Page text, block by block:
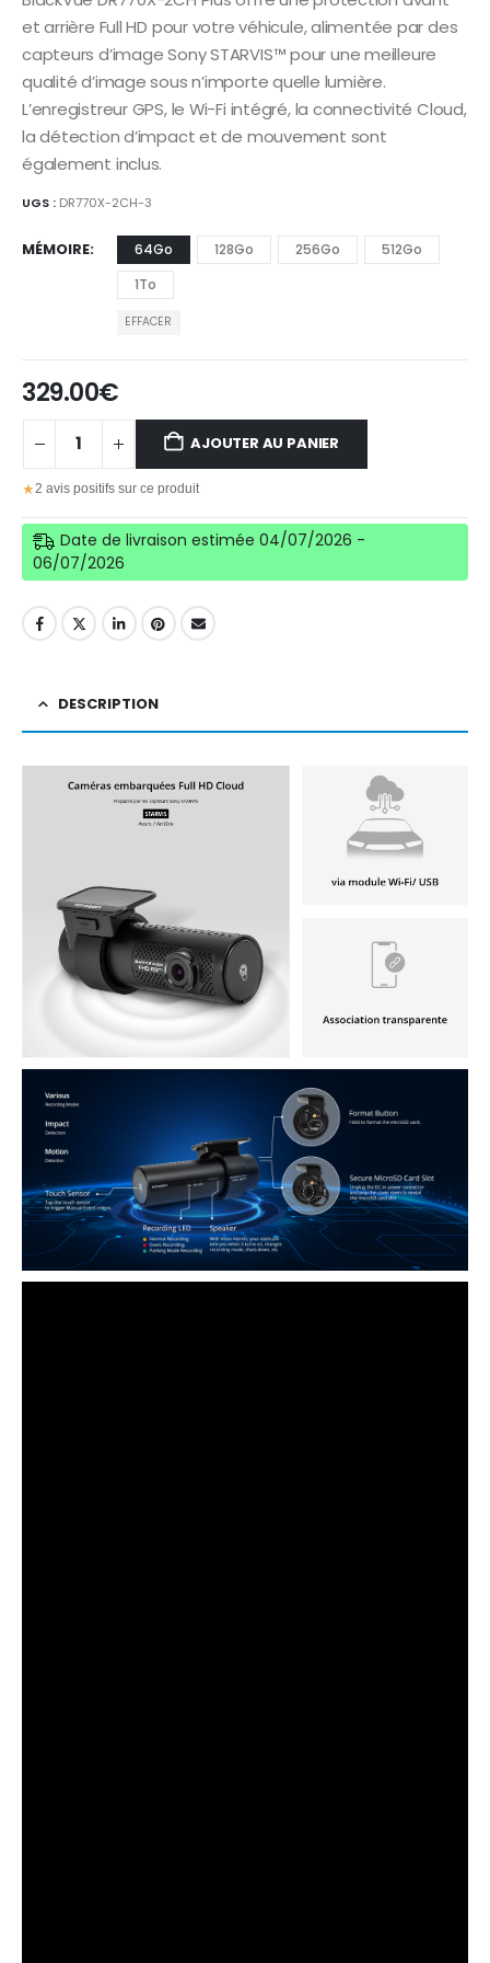
329.00€
à
449.00€
et arrière Full HD pour votre véhicule, alimentée par des
capteurs d’image Sony STARVIS™ pour une meilleure
qualité d’image sous n’importe quelle lumière.
L’enregistreur GPS, le Wi-Fi intégré, la connectivité Cloud,
la détection d’impact et de mouvement sont
également inclus.
UGS : DR770X-2CH-3
MÉMOIRE 64Go 128Go 256Go
512Go
1To
EFFACER
329.00€
AJOUTER AU PANIER
★2 avis positifs sur ce produit
Date de livraison estimée 04/07/2026 -
06/07/2026
DESCRIPTION